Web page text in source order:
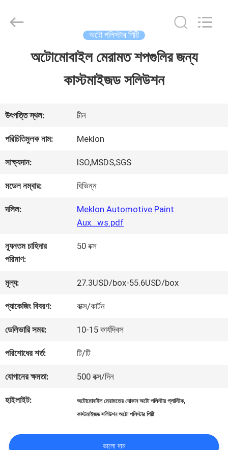
ভিডিও
আমাদের
সম্পর্কে
ভ্রমণ
মান
নিয়ন্ত্রণ
আমাদের
সাথে
যোগাযোগ
Chemical
অটো পলিস্টার পিট্টি
অটোমোবাইল মেরামত শপগুলির জন্য
কাস্টমাইজড সলিউশন
উৎপত্তি স্থল: চীন
পরিচিতিমুলক নাম: Meklon
সাক্ষ্যদান: ISO,MSDS,SGS
মডেল নম্বার: বিভিন্ন
দলিল:
Meklon Automotive Paint
Aux...ws.pdf
ন্যূনতম চাহিদার
পরিমাণ:
50 বক্স
মূল্য: 27.3USD/box-55.6USD/box
প্যাকেজিং বিবরণ: বাক্স/কার্টন
ডেলিভারি সময়: 10-15 কার্যদিবস
পরিশোধের শর্ত: টি/টি
যোগানের ক্ষমতা: 500 বক্স/দিন
হাইলাইট: অটোমোবাইল মেরামতের দোকান অটো পলিস্টার প্লাস্টিক,
কাস্টমাইজড সলিউশন অটো পলিস্টার পিট্টি
ভালো দাম